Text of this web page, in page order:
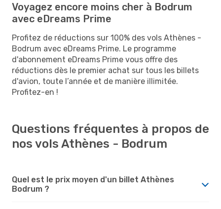
Voyagez encore moins cher à Bodrum
avec eDreams Prime
Profitez de réductions sur 100% des vols Athènes -
Bodrum avec eDreams Prime. Le programme
d'abonnement eDreams Prime vous offre des
réductions dès le premier achat sur tous les billets
d'avion, toute l’année et de manière illimitée.
Profitez-en !
Questions fréquentes à propos de
nos vols Athènes - Bodrum
Quel est le prix moyen d'un billet Athènes
Bodrum ?